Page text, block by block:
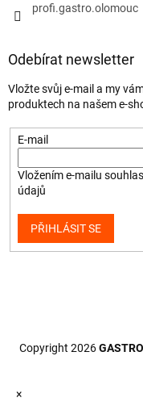
profi.gastro.olomouc
Odebírat newsletter
Vložte svůj e-mail a my
produktech na našem e-
E-mail
Vložením e-mailu
údajů
PŘIHLÁSIT SE
Copyright 2026
×